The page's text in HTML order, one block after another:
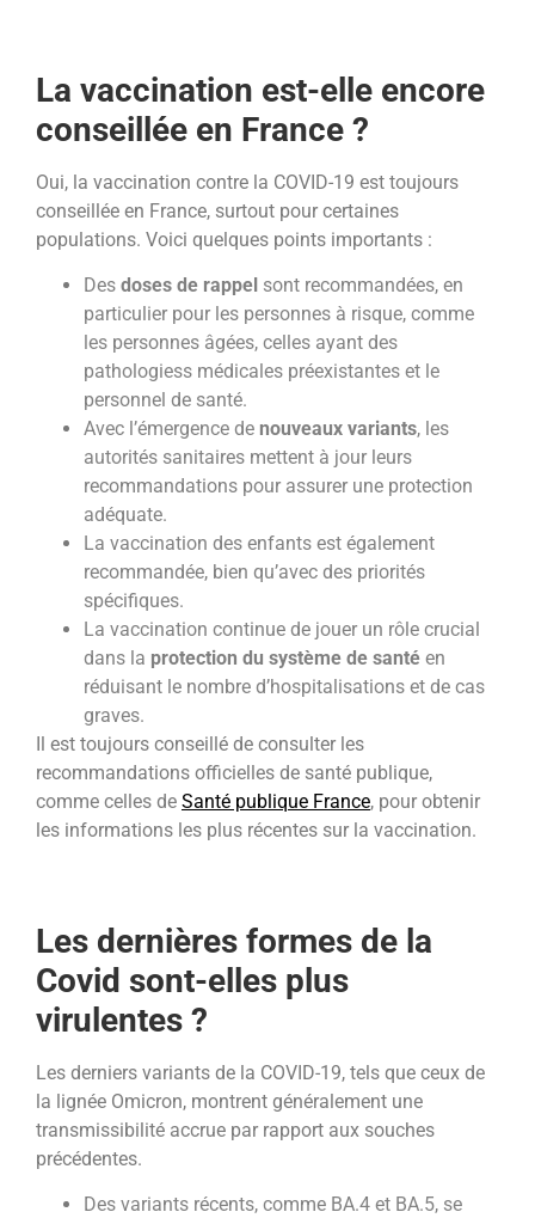
La vaccination est-elle encore
conseillée en France ?
Oui, la vaccination contre la COVID-19 est toujours
conseillée en France, surtout pour certaines
populations. Voici quelques points importants :
Des doses de rappel sont recommandées, en
particulier pour les personnes à risque, comme
les personnes âgées, celles ayant des
pathologiess médicales préexistantes et le
personnel de santé.
Avec l’émergence de nouveaux variants, les
autorités sanitaires mettent à jour leurs
recommandations pour assurer une protection
adéquate.
La vaccination des enfants est également
recommandée, bien qu’avec des priorités
spécifiques.
La vaccination continue de jouer un rôle crucial
dans la protection du système de santé en
réduisant le nombre d’hospitalisations et de cas
graves.
Il est toujours conseillé de consulter les
recommandations officielles de santé publique,
comme celles de Santé publique France, pour obtenir
les informations les plus récentes sur la vaccination.
Les dernières formes de la
Covid sont-elles plus
virulentes ?
Les derniers variants de la COVID-19, tels que ceux de
la lignée Omicron, montrent généralement une
transmissibilité accrue par rapport aux souches
précédentes.
Des variants récents, comme BA.4 et BA.5, se